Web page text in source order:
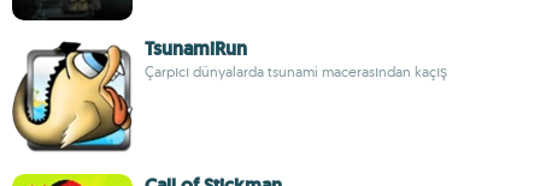
TsunamiRun
Çarpıcı dünyalarda tsunami macerasından kaçış